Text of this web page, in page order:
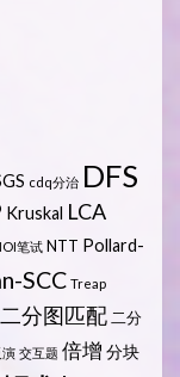
cdq分治 DFS
Kruskal LCA
笔试 NTT Pollard-
SCC Treap
二分图匹配 二分
演 交互题 倍增 分块